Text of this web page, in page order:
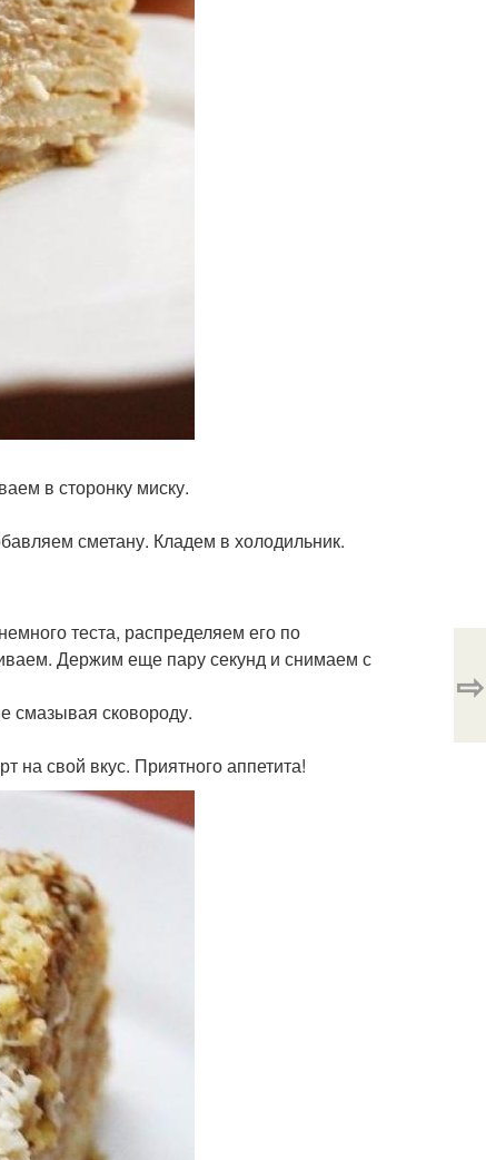
в сторонку миску.
сметану. Кладем в холодильник.
теста, распределяем его по
Держим еще пару секунд и снимаем с
смазывая сковороду.
на свой вкус. Приятного аппетита!
⇨